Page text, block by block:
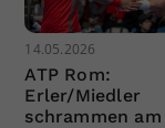
14.05.2026
ATP Rom:
Erler/Miedler
schrammen am